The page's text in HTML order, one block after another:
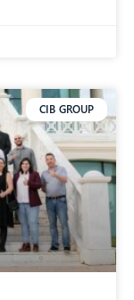
CIB GROUP